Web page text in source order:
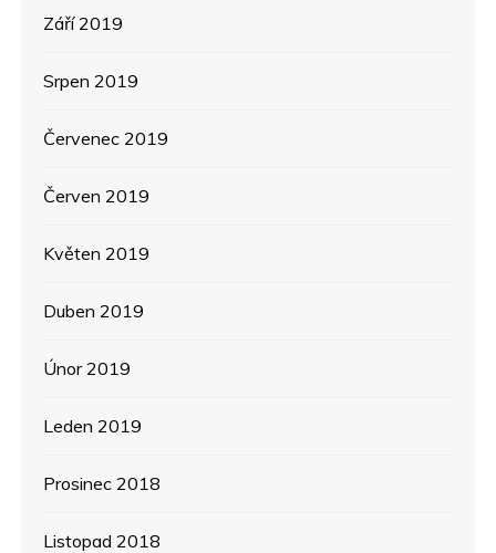
Září 2019
Srpen 2019
Červenec 2019
Červen 2019
Květen 2019
Duben 2019
Únor 2019
Leden 2019
Prosinec 2018
Listopad 2018